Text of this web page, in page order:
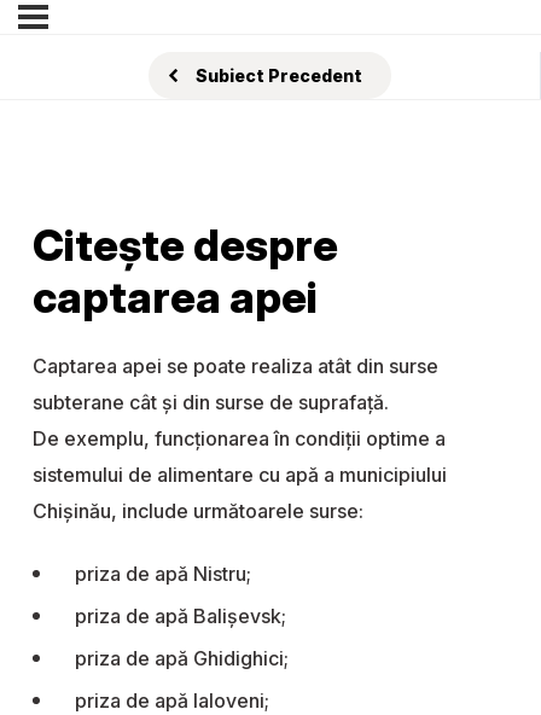
Subiect Precedent
Citește despre
captarea apei
Captarea apei se poate realiza atât din surse
subterane cât și din surse de suprafață.
De exemplu, funcţionarea în condiţii optime a
sistemului de alimentare cu apă a municipiului
Chișinău, include următoarele surse:
priza de apă Nistru;
priza de apă Balişevsk;
priza de apă Ghidighici;
priza de apă Ialoveni;